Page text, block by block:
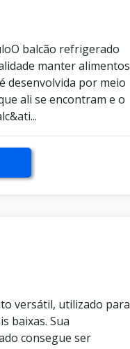
balcão refrigerado
manter alimentos
desenvolvida por meio
ali se encontram e o
versátil, utilizado para
baixas. Sua
consegue ser